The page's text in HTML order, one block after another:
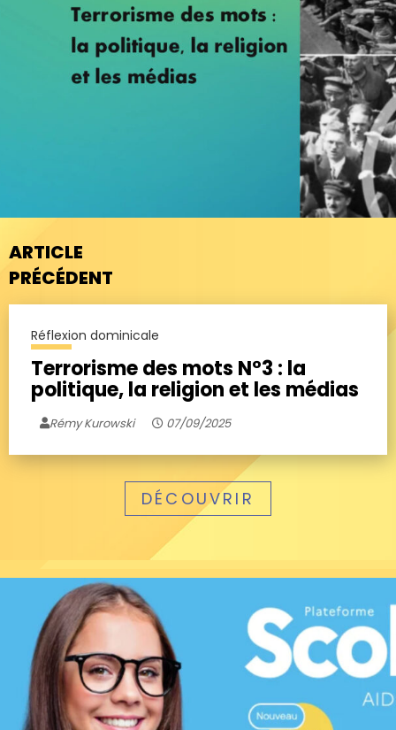
ARTICLE
PRÉCÉDENT
Réflexion dominicale
Terrorisme des mots N°3 : la
politique, la religion et les médias
Rémy Kurowski 07/09/2025
DÉCOUVRIR